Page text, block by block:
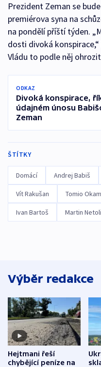
Prezident Zeman se
premiérova syna na
na pondělí příští týden.
dosti divoká
Vládu to podle něj
ODKAZ
Divoká konspirace,
údajném únosu
Zeman
ŠTÍTKY
Domácí Andrej Babiš
Vít Rakušan Tomio
Ivan Bartoš Martin
Výběr redakce
Hejtmani řeší
chybějící peníze na